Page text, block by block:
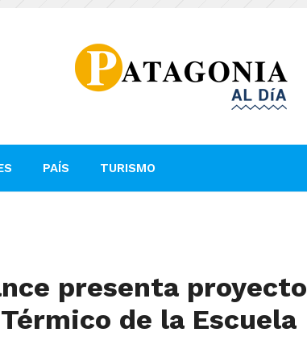
PAÍS TURISMO
presenta proyecto
de la Escuela